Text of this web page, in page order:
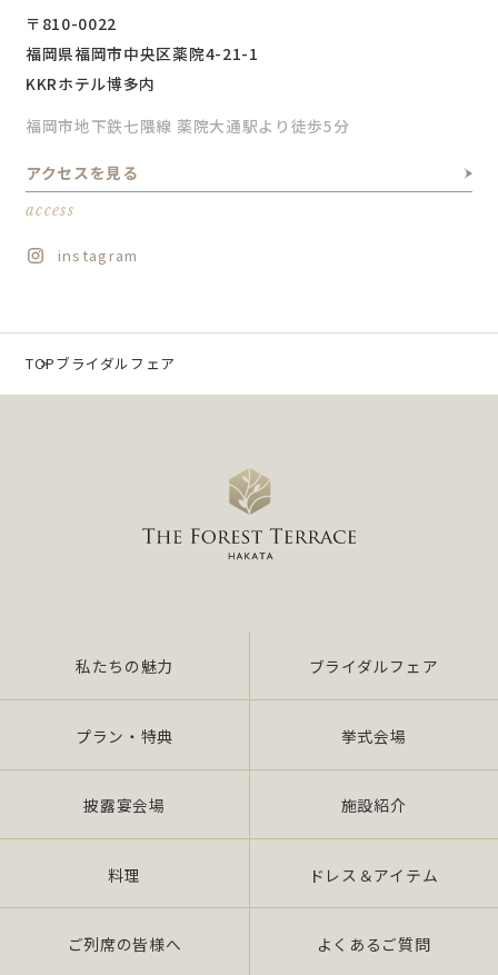
〒810-0022
福岡県福岡市中央区薬院4-21-1
KKRホテル博多内
福岡市地下鉄七隈線 薬院大通駅より徒歩5分
アクセスを見る
access
instagram
TOPブライダルフェア
私たちの魅力 ブライダルフェア
プラン・特典 挙式会場
披露宴会場 施設紹介
料理 ドレス＆アイテム
ご列席の皆様へ よくあるご質問